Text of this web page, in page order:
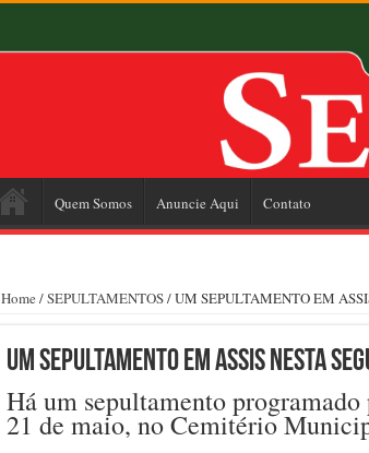
Quem Somos Anuncie Aqui Contato
Home /SEPULTAMENTOS/UM SEPULTAMENTO EM
UM SEPULTAMENTO EM ASSIS NESTA
Há um sepultamento
21 de maio, no Cemitério